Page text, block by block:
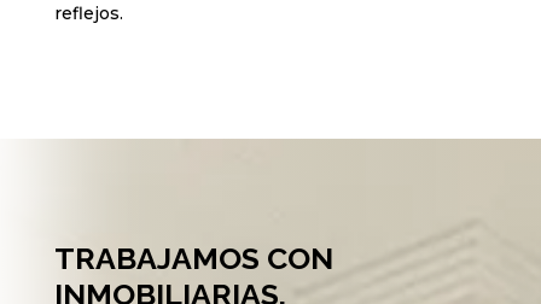
reflejos.
TRABAJAMOS CON
INMOBILIARIAS,